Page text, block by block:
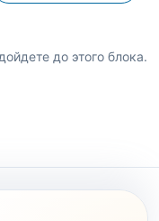
до этого блока.